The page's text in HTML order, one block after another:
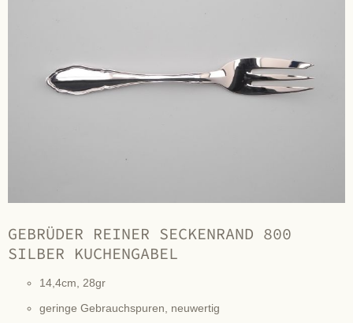
GEBRÜDER REINER SECKENRAND 800
SILBER KUCHENGABEL
14,4cm, 28gr
geringe Gebrauchspuren, neuwertig